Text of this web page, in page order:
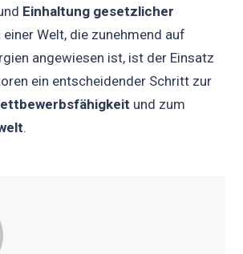
Einhaltung gesetzlicher
einer Welt, die zunehmend auf
angewiesen ist, ist der Einsatz
ein entscheidender Schritt zur
und zum
.